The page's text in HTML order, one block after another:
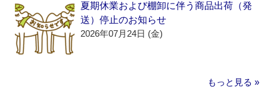
夏期休業および棚卸に伴う商品出荷（発
送）停止のお知らせ
2026年07月24日 (金)
もっと見る »